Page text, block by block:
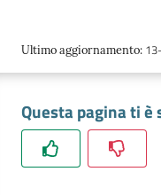
l'impresa
Promuovere
l'impresa
il
Ultimo aggiornamento:
Questa pagina ti